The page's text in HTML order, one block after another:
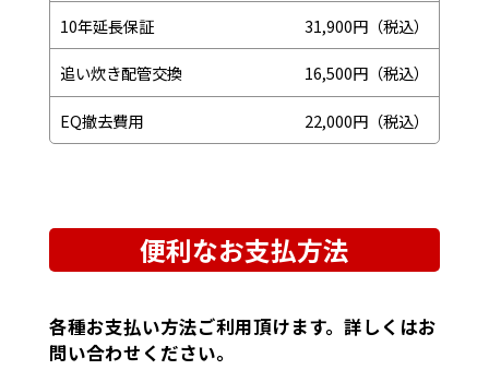
10年延長保証 31,900円（税込）
追い炊き配管交換 16,500円（税込）
EQ撤去費用 22,000円（税込）
便利なお支払方法
各種お支払い方法ご利用頂けます。詳しくはお
問い合わせください。